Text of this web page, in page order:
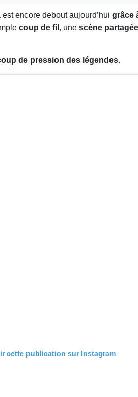
est encore debout aujourd’hui grâce
coup de fil , une scène partagée
de pression des légendes.
cette publication sur Instagram